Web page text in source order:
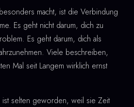
macht, ist die Verbindung
Es geht nicht darum, dich zu
Es geht darum, dich als
Viele beschreiben,
Mal seit Langem wirklich ernst
selten geworden, weil sie Zeit